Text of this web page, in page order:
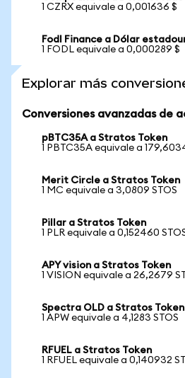
1 CZRX equivale a 0,001636 $
Fodl Finance a Dólar
1 FODL equivale a 0,000289 $
Explorar más
Conversiones avanzadas de
pBTC35A a Stratos Token
1 PBTC35A equivale a
Merit Circle a Stratos Token
1 MC equivale a 3,0809 STOS
Pillar a Stratos Token
1 PLR equivale a 0,152460
APY vision a Stratos Token
1 VISION equivale a 26,2679
Spectra OLD a Stratos Token
1 APW equivale a 4,1283 STOS
RFUEL a Stratos Token
1 RFUEL equivale a 0,140932